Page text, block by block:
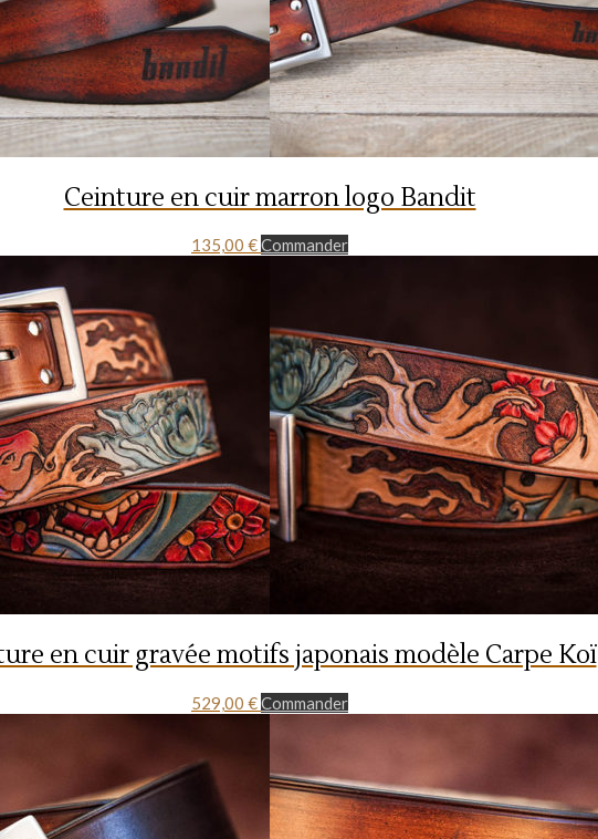
Ceinture en cuir marron logo Bandit
135,00 €Commander
en cuir gravée motifs japonais modèle Carpe Koï
529,00 €Commander